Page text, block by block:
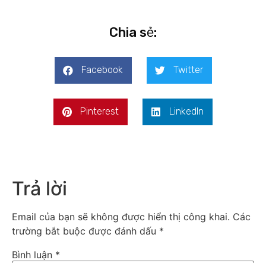
Chia sẻ:
Facebook Twitter
Pinterest LinkedIn
Trả lời
Email của bạn sẽ không được hiển thị công khai. Các
trường bắt buộc được đánh dấu *
Bình luận *